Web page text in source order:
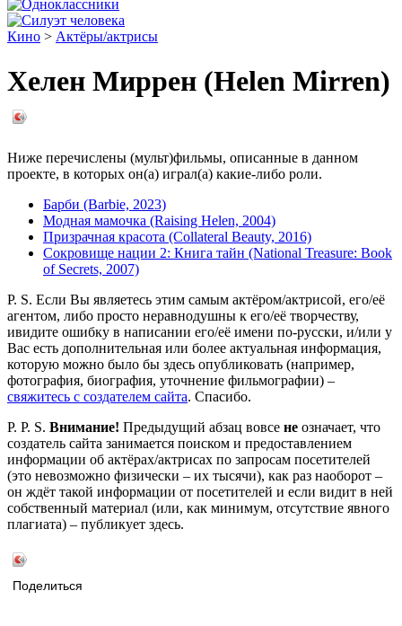
Кино > Актёры/актрисы
Хелен Миррен (Helen Mirren)
Ниже перечислены (мульт)фильмы, описанные в данном
проекте, в которых он(а) играл(а) какие-либо роли.
Барби (Barbie, 2023)
Модная мамочка (Raising Helen, 2004)
Призрачная красота (Collateral Beauty, 2016)
Сокровище нации 2: Книга тайн (National Treasure: Book
of Secrets, 2007)
P. S. Если Вы являетесь этим самым актёром/актрисой, его/её
агентом, либо просто неравнодушны к его/её творчеству,
ивидите ошибку в написании его/её имени по-русски, и/или у
Вас есть дополнительная или более актуальная информация,
которую можно было бы здесь опубликовать (например,
фотография, биография, уточнение фильмографии) –
свяжитесь с создателем сайта. Спасибо.
P. P. S. Внимание! Предыдущий абзац вовсе не означает, что
создатель сайта занимается поиском и предоставлением
информации об актёрах/актрисах по запросам посетителей
(это невозможно физически – их тысячи), как раз наоборот –
он ждёт такой информации от посетителей и если видит в ней
собственный материал (или, как минимум, отсутствие явного
плагиата) – публикует здесь.
Поделиться